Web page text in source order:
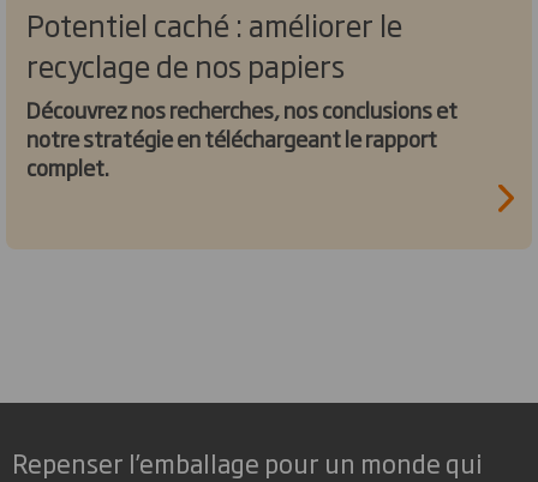
Potentiel caché : améliorer le
recyclage de nos papiers
Découvrez nos recherches, nos conclusions et
notre stratégie en téléchargeant le rapport
complet.
Repenser l’emballage pour un monde qui